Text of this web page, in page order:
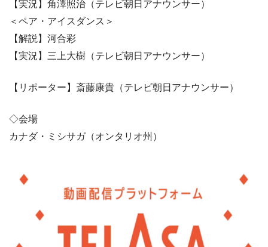
【実況】角澤照治（テレビ朝日アナウンサー）
＜ペア・アイスダンス＞
【解説】河合彩
【実況】三上大樹（テレビ朝日アナウンサー）
【リポーター】斎藤康貴（テレビ朝日アナウンサー）
◇会場
カナダ・ミシサガ（オンタリオ州）